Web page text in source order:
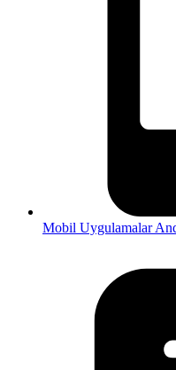
Mobil Uygulamalar